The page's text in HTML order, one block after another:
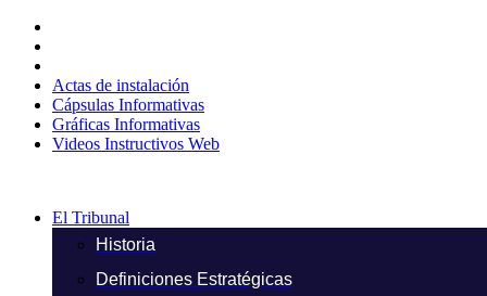
contenido
Actas de instalación
Cápsulas Informativas
Gráficas Informativas
Videos Instructivos Web
El Tribunal
Historia
Definiciones Estratégicas